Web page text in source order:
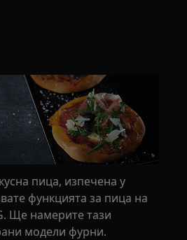
пица, изпечена у
функцията за пица на
Ще намерите тази
модели фурни.